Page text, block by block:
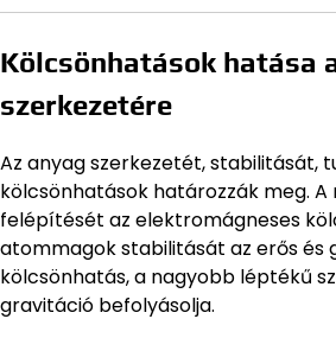
Kölcsönhatások hatása
szerkezetére
Az anyag szerkezetét, stabilitását,
kölcsönhatások határozzák meg. A
felépítését az elektromágneses
atommagok stabilitását az erős és
kölcsönhatás, a nagyobb léptékű
gravitáció befolyásolja.